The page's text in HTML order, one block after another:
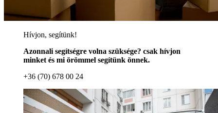
Hívjon, segítünk!
Azonnali segítségre volna szüksége? csak hívjon
minket és mi örömmel segítünk önnek.
+36 (70) 678 00 24